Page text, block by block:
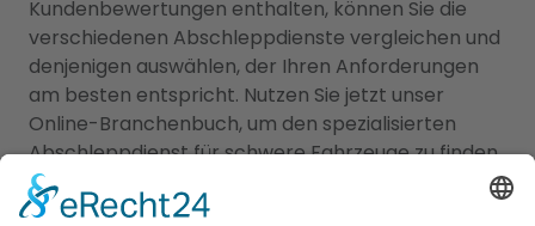
Kundenbewertungen enthalten, können Sie die
verschiedenen Abschleppdienste vergleichen und
denjenigen auswählen, der Ihren Anforderungen
am besten entspricht. Nutzen Sie jetzt unser
Online-Branchenbuch, um den spezialisierten
Abschleppdienst für schwere Fahrzeuge zu finden,
den Sie benötigen. Wir stellen sicher, dass Sie die
richtige Hilfe zur Verfügung haben, um schwere